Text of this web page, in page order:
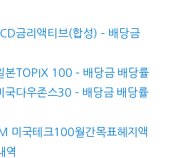
금리액티브(합성) – 배당금
본TOPIX 100 – 배당금 배당률
국다우존스30 – 배당금 배당률
미국테크100월간목표헤지액
역